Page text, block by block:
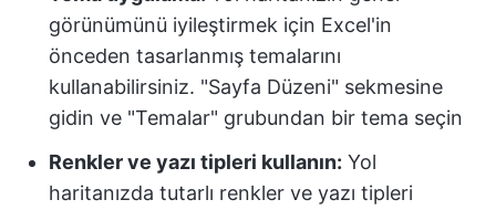
görünümünü iyileştirmek için Excel'in
önceden tasarlanmış temalarını
kullanabilirsiniz. "Sayfa Düzeni" sekmesine
gidin ve "Temalar" grubundan bir tema seçin
Renkler ve yazı tipleri kullanın: Yol
haritanızda tutarlı renkler ve yazı tipleri